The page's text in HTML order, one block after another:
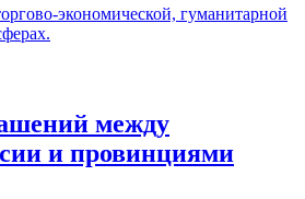
между
и провинциями